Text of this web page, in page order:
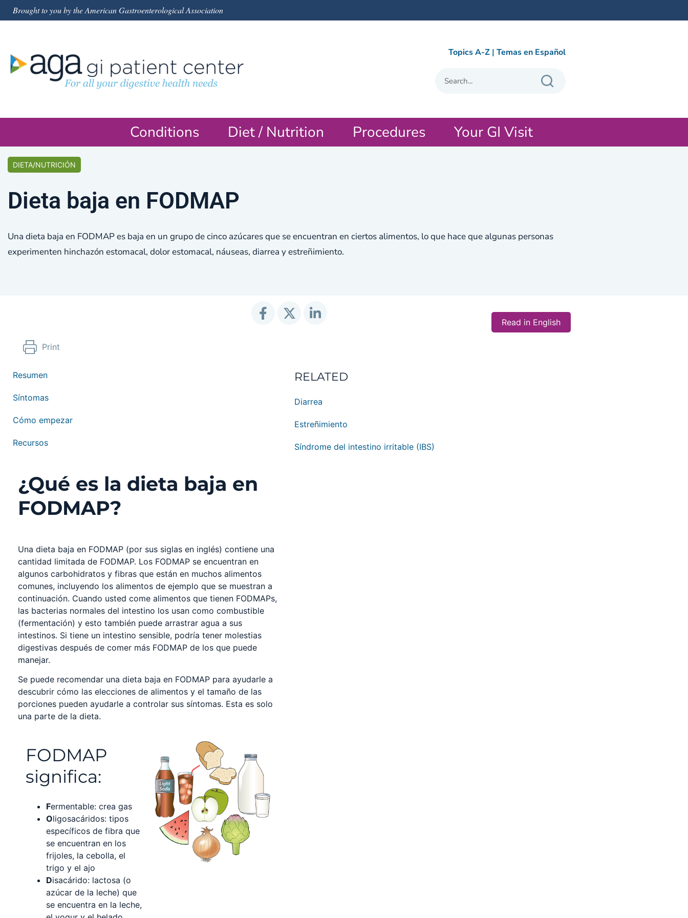
Brought to you by the American Gastroenterological Association
Topics A-Z | Temas en Español
Conditions Diet / Nutrition Procedures Your GI Visit
DIETA/NUTRICIÓN
Dieta baja en FODMAP
Una dieta baja en FODMAP es baja en un grupo de cinco azúcares que se encuentran en ciertos alimentos, lo que hace que algunas personas
experimenten hinchazón estomacal, dolor estomacal, náuseas, diarrea y estreñimiento.
Read in English
Print
Resumen
Síntomas
Cómo empezar
Recursos
¿Qué es la dieta baja en
FODMAP?
Una dieta baja en FODMAP (por sus siglas en inglés) contiene una
cantidad limitada de FODMAP. Los FODMAP se encuentran en
algunos carbohidratos y fibras que están en muchos alimentos
comunes, incluyendo los alimentos de ejemplo que se muestran a
continuación. Cuando usted come alimentos que tienen FODMAPs,
las bacterias normales del intestino los usan como combustible
(fermentación) y esto también puede arrastrar agua a sus
intestinos. Si tiene un intestino sensible, podría tener molestias
digestivas después de comer más FODMAP de los que puede
manejar.
Se puede recomendar una dieta baja en FODMAP para ayudarle a
descubrir cómo las elecciones de alimentos y el tamaño de las
porciones pueden ayudarle a controlar sus síntomas. Esta es solo
una parte de la dieta.
FODMAP
significa:
Fermentable: crea gas
Oligosacáridos: tipos
específicos de fibra que
se encuentran en los
frijoles, la cebolla, el
trigo y el ajo
Disacárido: lactosa (o
azúcar de la leche) que
se encuentra en la leche,
RELATED
Diarrea
Estreñimiento
Síndrome del intestino irritable (IBS)